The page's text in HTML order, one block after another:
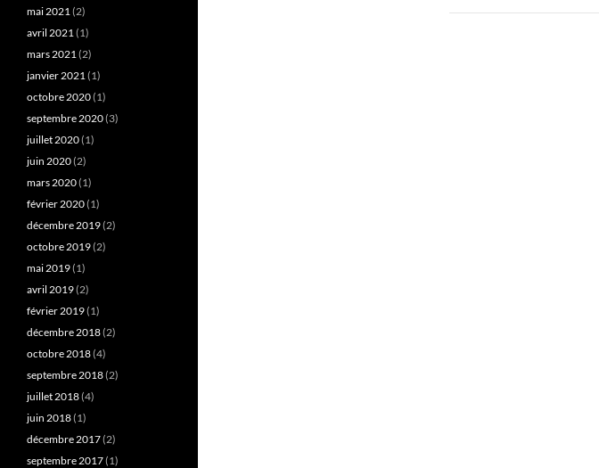
mai 2021(2)
avril 2021(1)
mars 2021(2)
janvier 2021(1)
octobre 2020(1)
septembre 2020(3)
juillet 2020(1)
juin 2020(2)
mars 2020(1)
février 2020(1)
décembre 2019(2)
octobre 2019(2)
mai 2019(1)
avril 2019(2)
février 2019(1)
décembre 2018(2)
octobre 2018(4)
septembre 2018(2)
juillet 2018(4)
juin 2018(1)
décembre 2017(2)
septembre 2017(1)